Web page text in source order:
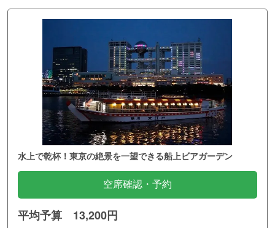
水上で乾杯！東京の絶景を一望できる船上ビアガーデン
空席確認・予約
平均予算 13,200円